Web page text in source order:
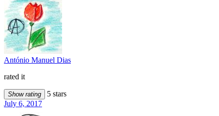
António Manuel Dias
rated it
Show rating
5 stars
July 6, 2017